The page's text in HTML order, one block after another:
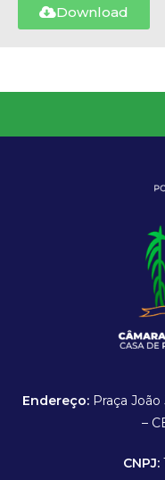
Download
Endereço: Praça
–
CNPJ: